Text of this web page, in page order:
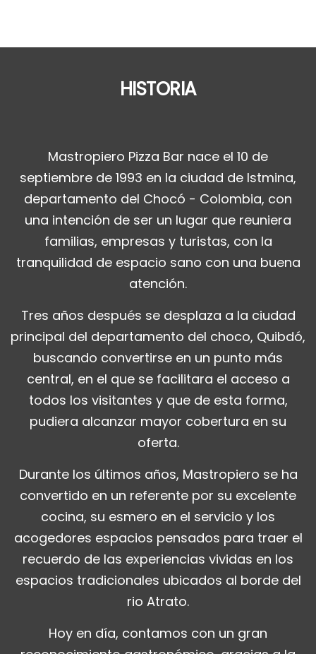
HISTORIA
Mastropiero Pizza Bar nace el 10 de
septiembre de 1993 en la ciudad de Istmina,
departamento del Chocó - Colombia, con
una intención de ser un lugar que reuniera
familias, empresas y turistas, con la
tranquilidad de espacio sano con una buena
atención.
Tres años después se desplaza a la ciudad
principal del departamento del choco, Quibdó,
buscando convertirse en un punto más
central, en el que se facilitara el acceso a
todos los visitantes y que de esta forma,
pudiera alcanzar mayor cobertura en su
oferta.
Durante los últimos años, Mastropiero se ha
convertido en un referente por su excelente
cocina, su esmero en el servicio y los
acogedores espacios pensados para traer el
recuerdo de las experiencias vividas en los
espacios tradicionales ubicados al borde del
rio Atrato.
Hoy en día, contamos con un gran